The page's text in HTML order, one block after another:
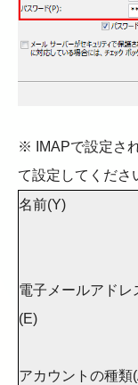
※ IMAPで設定さ
て設定してくださ
名前(Y)
電子メールアドレ
(E)
アカウントの種類